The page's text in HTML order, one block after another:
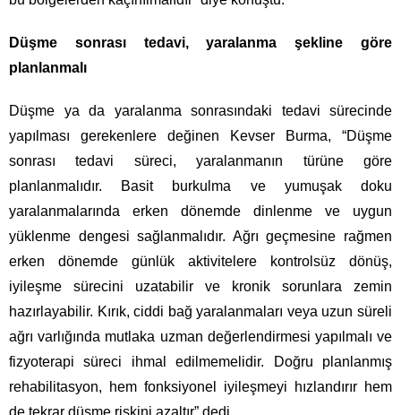
Düşme sonrası tedavi, yaralanma şekline göre
planlanmalı
Düşme ya da yaralanma sonrasındaki tedavi sürecinde
yapılması gerekenlere değinen Kevser Burma, “Düşme
sonrası tedavi süreci, yaralanmanın türüne göre
planlanmalıdır. Basit burkulma ve yumuşak doku
yaralanmalarında erken dönemde dinlenme ve uygun
yüklenme dengesi sağlanmalıdır. Ağrı geçmesine rağmen
erken dönemde günlük aktivitelere kontrolsüz dönüş,
iyileşme sürecini uzatabilir ve kronik sorunlara zemin
hazırlayabilir. Kırık, ciddi bağ yaralanmaları veya uzun süreli
ağrı varlığında mutlaka uzman değerlendirmesi yapılmalı ve
fizyoterapi süreci ihmal edilmemelidir. Doğru planlanmış
rehabilitasyon, hem fonksiyonel iyileşmeyi hızlandırır hem
de tekrar düşme riskini azaltır” dedi.